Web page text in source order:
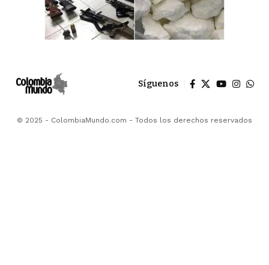
Síguenos
© 2025 - ColombiaMundo.com - Todos los derechos reservados